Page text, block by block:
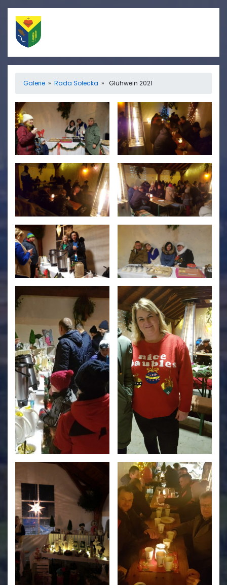
Straż Pożarna
Ośrodek zdrowia
Koło gospodyń
wiejskich
Świetlica
Informacje
Aktualności
Galerie
Galerie » Rada Sołecka » Glühwein 2021